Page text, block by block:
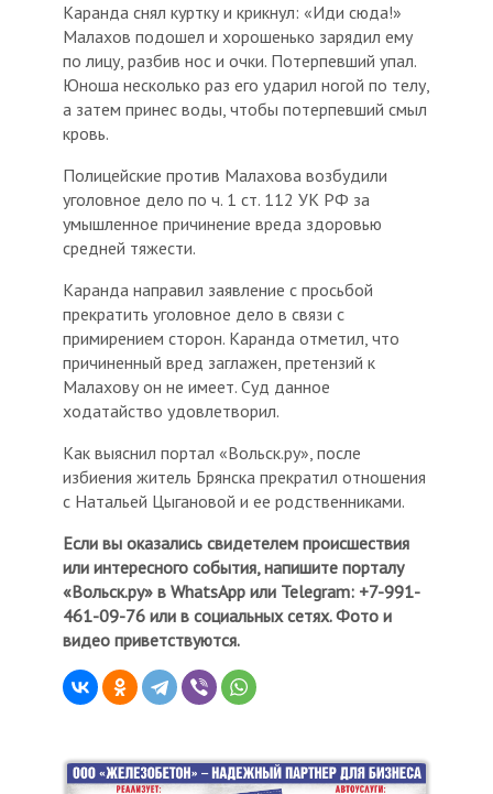
Каранда снял куртку и крикнул: «Иди сюда!»
Малахов подошел и хорошенько зарядил ему
по лицу, разбив нос и очки. Потерпевший упал.
Юноша несколько раз его ударил ногой по телу,
а затем принес воды, чтобы потерпевший смыл
кровь.
Полицейские против Малахова возбудили
уголовное дело по ч. 1 ст. 112 УК РФ за
умышленное причинение вреда здоровью
средней тяжести.
Каранда направил заявление с просьбой
прекратить уголовное дело в связи с
примирением сторон. Каранда отметил, что
причиненный вред заглажен, претензий к
Малахову он не имеет. Суд данное
ходатайство удовлетворил.
Как выяснил портал «Вольск.ру», после
избиения житель Брянска прекратил отношения
с Натальей Цыгановой и ее родственниками.
Если вы оказались свидетелем происшествия
или интересного события, напишите порталу
«Вольск.ру» в WhatsApp или Telegram: +7-991-
461-09-76 или в социальных сетях. Фото и
видео приветствуются.